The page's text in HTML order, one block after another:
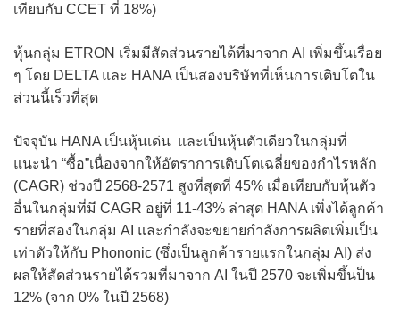
เทียบกับ CCET ที่ 18%)
หุ้นกลุ่ม ETRON เริ่มมีสัดส่วนรายได้ที่มาจาก AI เพิ่มขึ้นเรื่อย
ๆ โดย DELTA และ HANA เป็นสองบริษัทที่เห็นการเติบโตใน
ส่วนนี้เร็วที่สุด
ปัจจุบัน HANA เป็นหุ้นเด่น และเป็นหุ้นตัวเดียวในกลุ่มที่
แนะนำ “ซื้อ”เนื่องจากให้อัตราการเติบโตเฉลี่ยของกำไรหลัก
(CAGR) ช่วงปี 2568-2571 สูงที่สุดที่ 45% เมื่อเทียบกับหุ้นตัว
อื่นในกลุ่มที่มี CAGR อยู่ที่ 11-43% ล่าสุด HANA เพิ่งได้ลูกค้า
รายที่สองในกลุ่ม AI และกำลังจะขยายกำลังการผลิตเพิ่มเป็น
เท่าตัวให้กับ Phononic (ซึ่งเป็นลูกค้ารายแรกในกลุ่ม AI) ส่ง
ผลให้สัดส่วนรายได้รวมที่มาจาก AI ในปี 2570 จะเพิ่มขึ้นป็น
12% (จาก 0% ในปี 2568)